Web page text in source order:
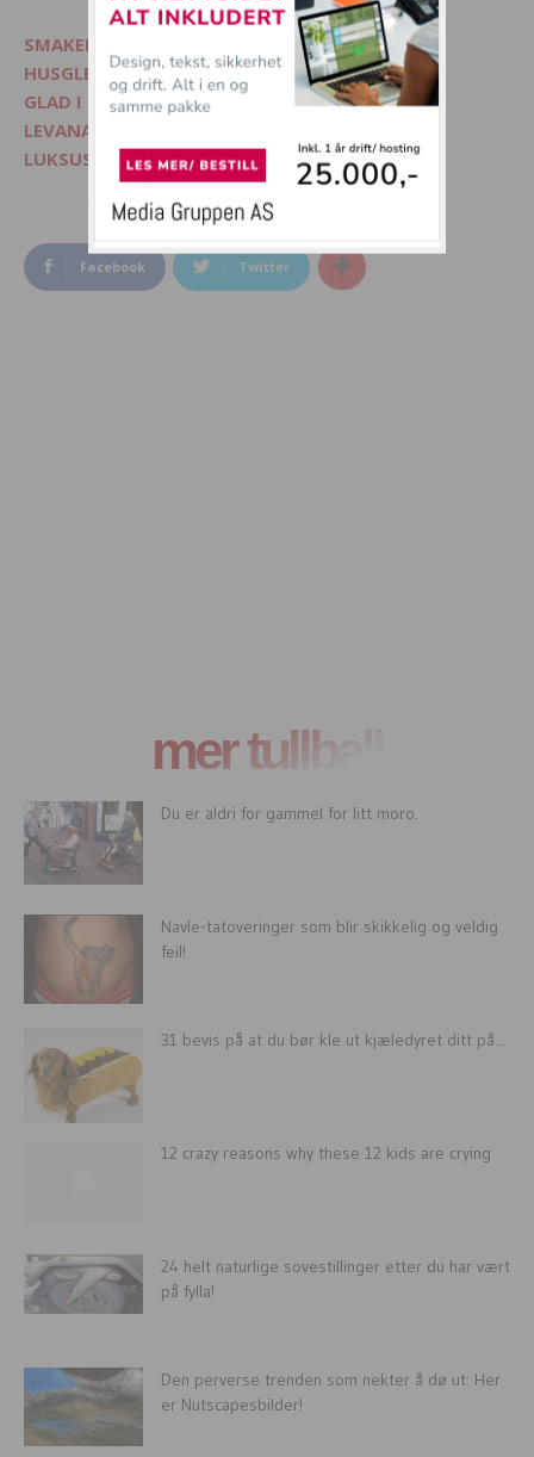
SMAKELIG - Mat, interiør og livsglede
HUSGLEDE.NO - Finn lekre matoppskrifter
GLAD I DYR? - Besøk Morsommedyr.no
LEVANA.NO - Kvinnemagasin på nett
LUKSUSFERIE.NO - Ferie på sitt beste
Facebook Twitter
mer tullball
Du er aldri for gammel for litt moro.
Navle-tatoveringer som blir skikkelig og veldig
feil!
31 bevis på at du bør kle ut kjæledyret ditt på...
12 crazy reasons why these 12 kids are crying
24 helt naturlige sovestillinger etter du har vært
på fylla!
Den perverse trenden som nekter å dø ut: Her
er Nutscapesbilder!